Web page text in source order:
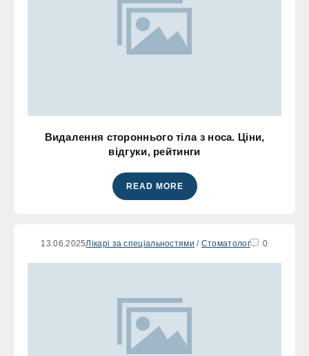
Видалення стороннього тіла з носа. Ціни,
відгуки, рейтинги
READ MORE
13.06.2025Лікарі за спеціальностями / Стоматолог 0